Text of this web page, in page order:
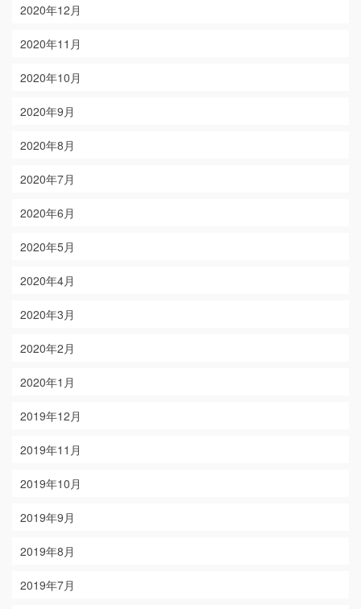
2020年12月
2020年11月
2020年10月
2020年9月
2020年8月
2020年7月
2020年6月
2020年5月
2020年4月
2020年3月
2020年2月
2020年1月
2019年12月
2019年11月
2019年10月
2019年9月
2019年8月
2019年7月